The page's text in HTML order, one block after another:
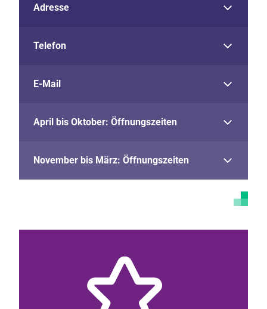
Adresse
Telefon
E-Mail
April bis Oktober: Öffnungszeiten
November bis März: Öffnungszeiten